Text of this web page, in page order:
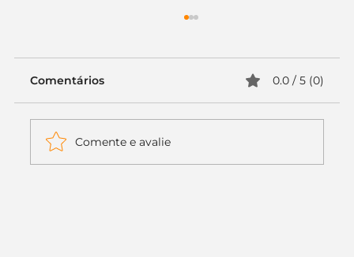
Comentários 0.0 / 5 (0)
Comente e avalie